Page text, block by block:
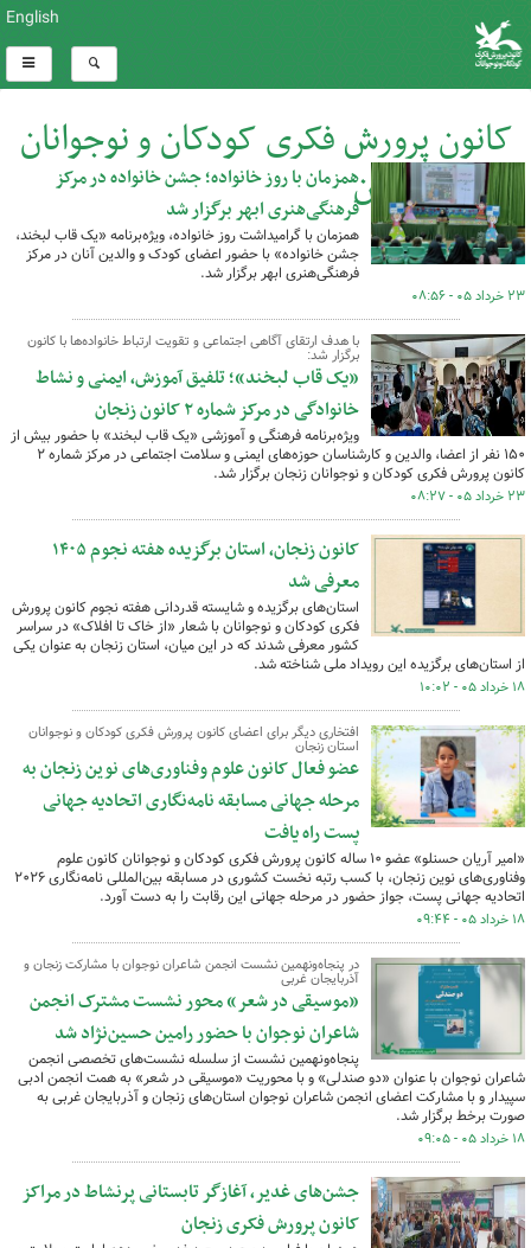
English
کانون پرورش فکری کودکان و نوجوانان
استان زنجان
کل اخبار:817
همزمان با روز خانواده؛ جشن خانواده در مرکز
فرهنگی‌هنری ابهر برگزار شد
همزمان با گرامیداشت روز خانواده، ویژه‌برنامه «یک قاب لبخند،
جشن خانواده» با حضور اعضای کودک و والدین آنان در مرکز
فرهنگی‌هنری ابهر برگزار شد.
۲۳ خرداد ۰۵ - ۰۸:۵۶
با هدف ارتقای آگاهی اجتماعی و تقویت ارتباط خانواده‌ها با کانون
برگزار شد:
«یک قاب لبخند»؛ تلفیق آموزش، ایمنی و نشاط
خانوادگی در مرکز شماره ۲ کانون زنجان
ویژه‌برنامه فرهنگی و آموزشی «یک قاب لبخند» با حضور بیش از
۱۵۰ نفر از اعضا، والدین و کارشناسان حوزه‌های ایمنی و سلامت اجتماعی در مرکز شماره ۲
کانون پرورش فکری کودکان و نوجوانان زنجان برگزار شد.
۲۳ خرداد ۰۵ - ۰۸:۲۷
کانون زنجان، استان‌ برگزیده هفته نجوم ۱۴۰۵
معرفی شد
استان‌های برگزیده و شایسته قدردانی هفته نجوم کانون پرورش
فکری کودکان و نوجوانان با شعار «از خاک تا افلاک» در سراسر
کشور معرفی شدند که در این میان، استان زنجان به عنوان یکی
از استان‌های برگزیده این رویداد ملی شناخته شد.
۱۸ خرداد ۰۵ - ۱۰:۰۲
افتخاری دیگر برای اعضای کانون پرورش فکری کودکان و نوجوانان
استان زنجان
عضو فعال کانون علوم وفناوری‌های نوین زنجان به
مرحله جهانی مسابقه نامه‌نگاری اتحادیه جهانی
پست راه یافت
«امیر آریان حسنلو» عضو ۱۰ ساله کانون پرورش فکری کودکان و نوجوانان کانون علوم
وفناوری‌های نوین زنجان، با کسب رتبه نخست کشوری در مسابقه بین‌المللی نامه‌نگاری ۲۰۲۶
اتحادیه جهانی پست، جواز حضور در مرحله جهانی این رقابت را به دست آورد.
۱۸ خرداد ۰۵ - ۰۹:۴۴
در پنجاه‌ونهمین نشست انجمن شاعران نوجوان با مشارکت زنجان و
آذربایجان غربی
«موسیقی در شعر» محور نشست مشترک انجمن
شاعران نوجوان با حضور رامین حسین‌نژاد شد
پنجاه‌ونهمین نشست از سلسله نشست‌های تخصصی انجمن
شاعران نوجوان با عنوان «دو صندلی» و با محوریت «موسیقی در شعر» به همت انجمن ادبی
سپیدار و با مشارکت اعضای انجمن شاعران نوجوان استان‌های زنجان و آذربایجان غربی به
صورت برخط برگزار شد.
۱۸ خرداد ۰۵ - ۰۹:۰۵
جشن‌های غدیر، آغازگر تابستانی پرنشاط در مراکز
کانون پرورش فکری زنجان